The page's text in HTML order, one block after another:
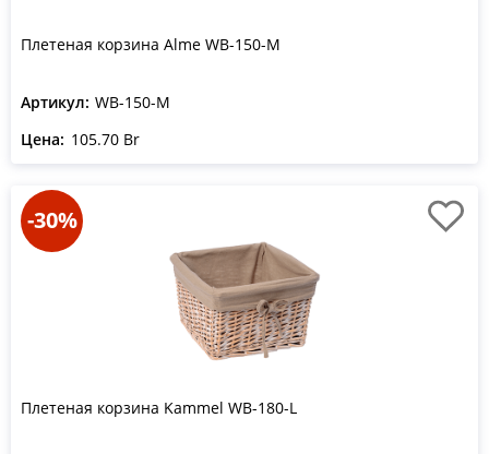
Плетеная корзина Alme WB-150-M
Артикул: WB-150-M
Цена: 105.70 Br
-30%
Плетеная корзина Kammel WB-180-L